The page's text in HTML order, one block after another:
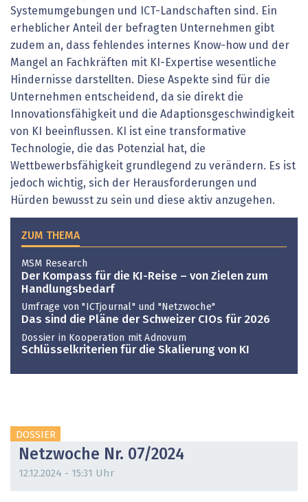
Systemumgebungen und ICT-Landschaften sind. Ein
erheblicher Anteil der befragten Unternehmen gibt
zudem an, dass fehlendes internes Know-how und der
Mangel an Fachkräften mit KI-Expertise wesentliche
Hindernisse darstellten. Diese Aspekte sind für die
Unternehmen entscheidend, da sie direkt die
Innovationsfähigkeit und die Adaptionsgeschwindigkeit
von KI beeinflussen. KI ist eine transformative
Technologie, die das Potenzial hat, die
Wettbewerbsfähigkeit grundlegend zu verändern. Es ist
jedoch wichtig, sich der Herausforderungen und
Hürden bewusst zu sein und diese aktiv anzugehen.
ZUM THEMA
MSM Research
Der Kompass für die KI-Reise – von Zielen zum
Handlungsbedarf
Umfrage von "ICTjournal" und "Netzwoche"
Das sind die Pläne der Schweizer CIOs für 2026
Dossier in Kooperation mit Adnovum
Schlüssel­kriterien für die Skalierung von KI
DOSSIER
Netzwoche Nr. 07/2024
12.12.2024 - 15:31 Uhr